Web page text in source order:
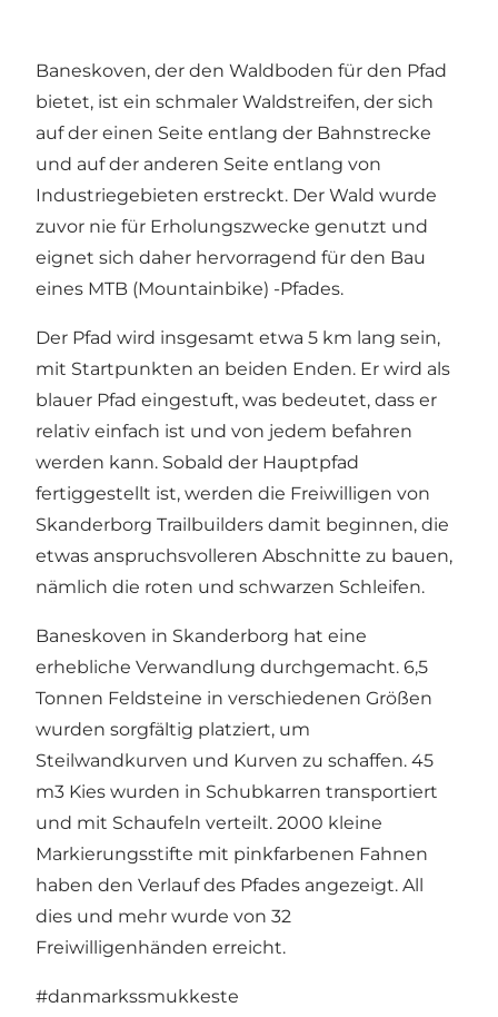
Baneskoven, der den Waldboden für den Pfad
bietet, ist ein schmaler Waldstreifen, der sich
auf der einen Seite entlang der Bahnstrecke
und auf der anderen Seite entlang von
Industriegebieten erstreckt. Der Wald wurde
zuvor nie für Erholungszwecke genutzt und
eignet sich daher hervorragend für den Bau
eines MTB (Mountainbike) -Pfades.
Der Pfad wird insgesamt etwa 5 km lang sein,
mit Startpunkten an beiden Enden. Er wird als
blauer Pfad eingestuft, was bedeutet, dass er
relativ einfach ist und von jedem befahren
werden kann. Sobald der Hauptpfad
fertiggestellt ist, werden die Freiwilligen von
Skanderborg Trailbuilders damit beginnen, die
etwas anspruchsvolleren Abschnitte zu bauen,
nämlich die roten und schwarzen Schleifen.
Baneskoven in Skanderborg hat eine
erhebliche Verwandlung durchgemacht. 6,5
Tonnen Feldsteine in verschiedenen Größen
wurden sorgfältig platziert, um
Steilwandkurven und Kurven zu schaffen. 45
m3 Kies wurden in Schubkarren transportiert
und mit Schaufeln verteilt. 2000 kleine
Markierungsstifte mit pinkfarbenen Fahnen
haben den Verlauf des Pfades angezeigt. All
dies und mehr wurde von 32
Freiwilligenhänden erreicht.
#danmarkssmukkeste